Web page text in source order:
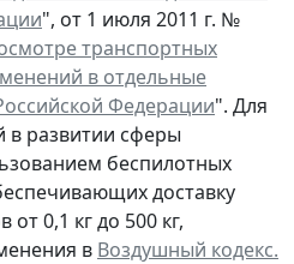
", от 1 июля 2011 г. №
транспортных
в отдельные
Федерации". Для
в развитии сферы
беспилотных
доставку
от 0,1 кг до 500 кг,
в Воздушный кодекс.